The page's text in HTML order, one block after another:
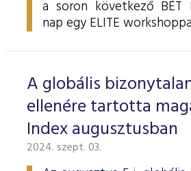
a soron következő BÉT
nap egy ELITE
A globális
ellenére tartotta
Index augusztusban
2024. szept. 03.